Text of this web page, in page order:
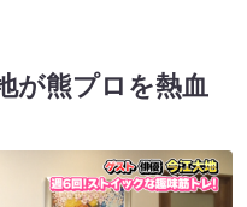
が熊プロを熱血